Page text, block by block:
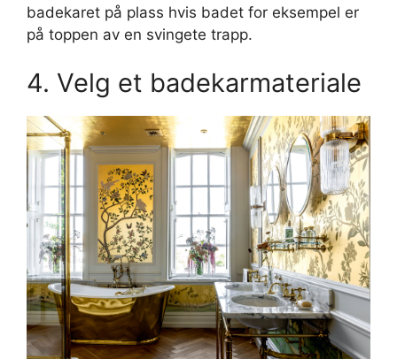
badekaret på plass hvis badet for eksempel er
på toppen av en svingete trapp.
4. Velg et badekarmateriale